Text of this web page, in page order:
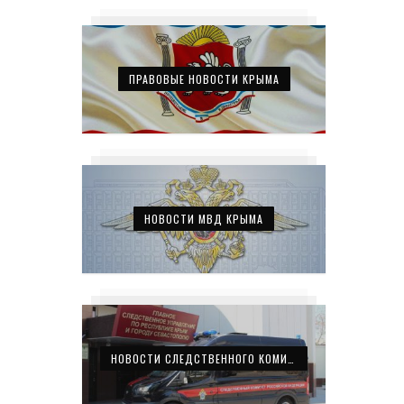
ПРАВОВЫЕ НОВОСТИ КРЫМА
НОВОСТИ МВД КРЫМА